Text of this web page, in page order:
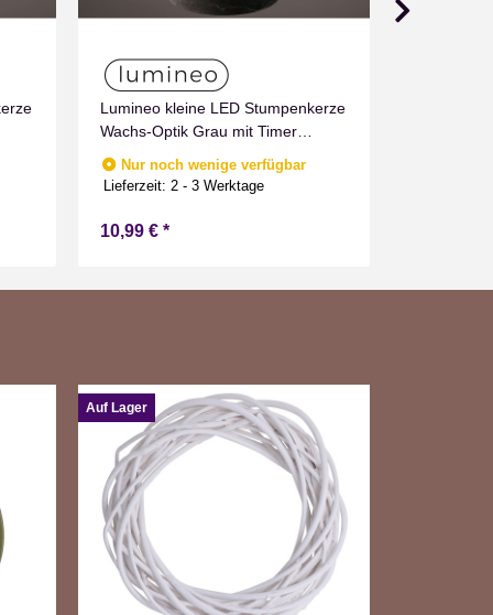
Lumineo kleine LED Stumpenkerze
Wachs-Optik Grau mit Timer
Flammen Effect für Drinnen
Warmweiß 11 cm hoch
Nur noch wenige verfügbar
Lieferzeit:2 - 3 Werktage
10,99 € *
Auf Lager